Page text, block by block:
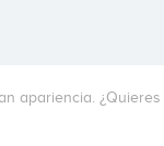
apariencia. ¿Quieres